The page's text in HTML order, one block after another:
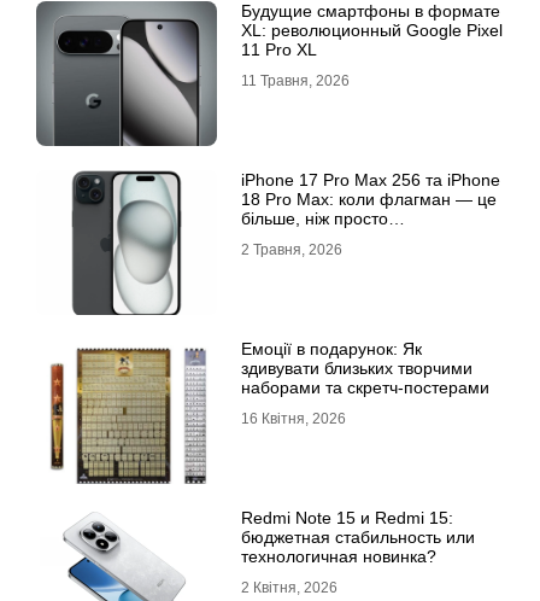
Будущие смартфоны в формате
XL: революционный Google Pixel
11 Pro XL
11 Травня, 2026
iРhone 17 Рro Мax 256 та iРhone
18 Рro Мax: коли флагман — це
більше, ніж просто
2 Травня, 2026
Емоції в подарунок: Як
здивувати близьких творчими
наборами та скретч-постерами
16 Квітня, 2026
Redmi Note 15 и Redmi 15:
бюджетная стабильность или
технологичная новинка?
2 Квітня, 2026